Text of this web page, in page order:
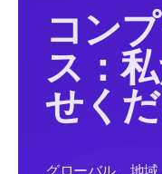
コン
ス：
せく
グローバル、地